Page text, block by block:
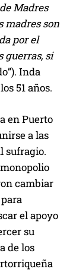
Madres
madres son
por el
guerras, si
Inda
51 años.
en Puerto
a las
sufragio.
cambiar
el apoyo
su
de los